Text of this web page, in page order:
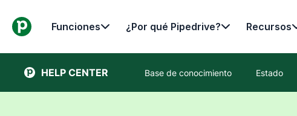
Funciones ¿Por qué Pipedrive? Recursos
HELP CENTER Base de conocimiento Estado